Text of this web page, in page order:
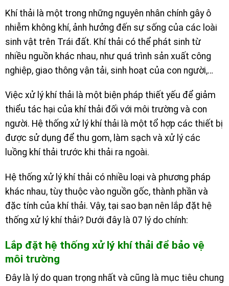
Khí thải là một trong những nguyên nhân chính gây ô
nhiễm không khí, ảnh hưởng đến sự sống của các loài
sinh vật trên Trái đất. Khí thải có thể phát sinh từ
nhiều nguồn khác nhau, như quá trình sản xuất công
nghiệp, giao thông vận tải, sinh hoạt của con người,…
Việc xử lý khí thải là một biện pháp thiết yếu để giảm
thiểu tác hại của khí thải đối với môi trường và con
người. Hệ thống xử lý khí thải là một tổ hợp các thiết bị
được sử dụng để thu gom, làm sạch và xử lý các
luồng khí thải trước khi thải ra ngoài.
Hệ thống xử lý khí thải có nhiều loại và phương pháp
khác nhau, tùy thuộc vào nguồn gốc, thành phần và
đặc tính của khí thải. Vậy, tại sao bạn nên lắp đặt hệ
thống xử lý khí thải? Dưới đây là 07 lý do chính:
Lắp đặt hệ thống xử lý khí thải để bảo vệ
môi trường
Đây là lý do quan trọng nhất và cũng là mục tiêu chung